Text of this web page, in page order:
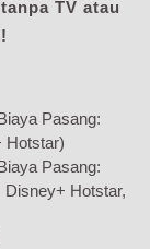
TV atau
Pasang:
Hotstar)
Pasang:
Hotstar,